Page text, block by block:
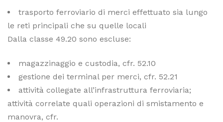
trasporto ferroviario di merci effettuato sia lungo
le reti principali che su quelle locali
Dalla classe 49.20 sono escluse:
magazzinaggio e custodia, cfr. 52.10
gestione dei terminal per merci, cfr. 52.21
attività collegate all’infrastruttura ferroviaria;
attività correlate quali operazioni di smistamento e
manovra, cfr.